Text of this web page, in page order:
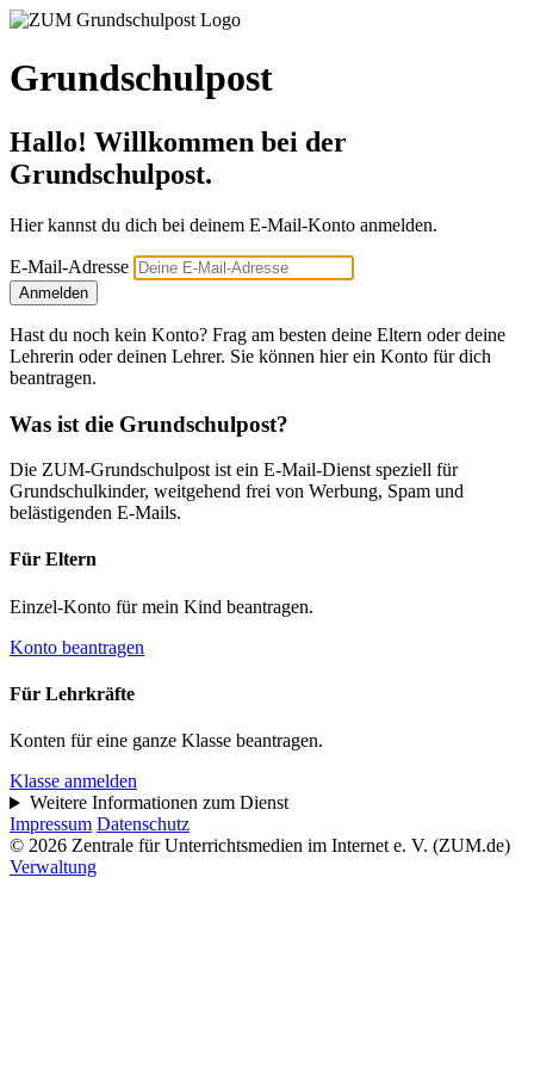
Grundschulpost
Hallo! Willkommen bei der
Grundschulpost.
Hier kannst du dich bei deinem E-Mail-Konto anmelden.
E-Mail-Adresse
Anmelden
Hast du noch kein Konto? Frag am besten deine Eltern oder deine
Lehrerin oder deinen Lehrer. Sie können hier ein Konto für dich
beantragen.
Was ist die Grundschulpost?
Die ZUM-Grundschulpost ist ein E-Mail-Dienst speziell für
Grundschulkinder, weitgehend frei von Werbung, Spam und
belästigenden E-Mails.
Für Eltern
Einzel-Konto für mein Kind beantragen.
Konto beantragen
Für Lehrkräfte
Konten für eine ganze Klasse beantragen.
Klasse anmelden
Weitere Informationen zum Dienst
Impressum Datenschutz
© 2026 Zentrale für Unterrichtsmedien im Internet e. V. (ZUM.de)
Verwaltung